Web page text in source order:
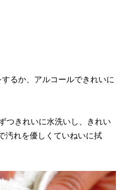
るか、アルコールできれいに
つきれいに水洗いし、きれい
汚れを優しくていねいに拭